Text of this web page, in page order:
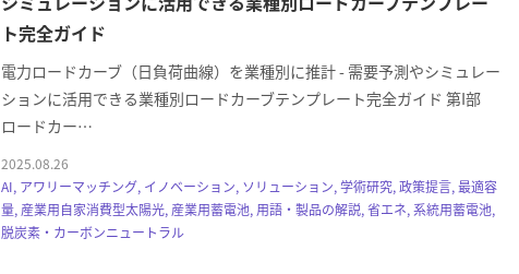
ト完全ガイド
電力ロードカーブ（日負荷曲線）を業種別に推計 - 需要予測やシミュレー
ションに活用できる業種別ロードカーブテンプレート完全ガイド 第I部
ロードカー…
2025.08.26
AI, アワリーマッチング, イノベーション, ソリューション, 学術研究, 政策提言, 最適容
量, 産業用自家消費型太陽光, 産業用蓄電池, 用語・製品の解説, 省エネ, 系統用蓄電池,
脱炭素・カーボンニュートラル